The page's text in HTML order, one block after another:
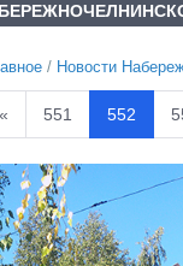
/ Новости
« 551 552